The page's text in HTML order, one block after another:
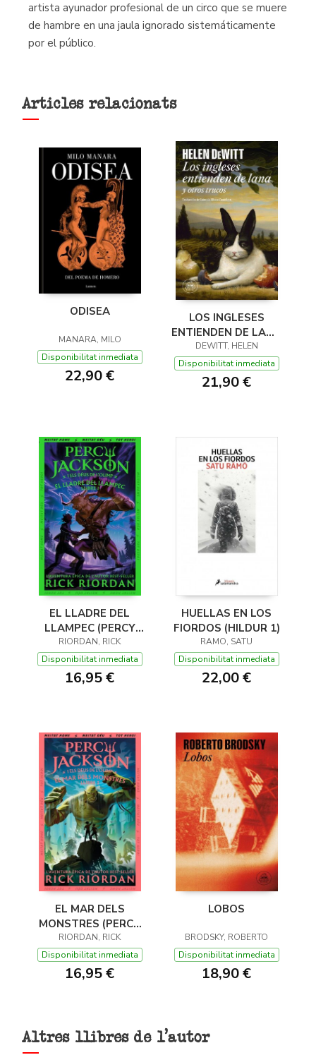
artista ayunador profesional de un circo que se muere
de hambre en una jaula ignorado sistemáticamente
por el público.
Articles relacionats
ODISEA
MANARA, MILO
Disponibilitat inmediata
22,90 €
LOS INGLESES
ENTIENDEN DE LANA
(Y OTROS TRUCOS)
DEWITT, HELEN
Disponibilitat inmediata
21,90 €
EL LLADRE DEL
LLAMPEC (PERCY
JACKSON I ELS DÉUS
DE L'OLIMP 1)
RIORDAN, RICK
Disponibilitat inmediata
16,95 €
HUELLAS EN LOS
FIORDOS (HILDUR 1)
RAMO, SATU
Disponibilitat inmediata
22,00 €
EL MAR DELS
MONSTRES (PERCY
JACKSON I ELS DÉUS
DE L'OLIMP 2)
RIORDAN, RICK
Disponibilitat inmediata
16,95 €
LOBOS
BRODSKY, ROBERTO
Disponibilitat inmediata
18,90 €
Altres llibres de l'autor